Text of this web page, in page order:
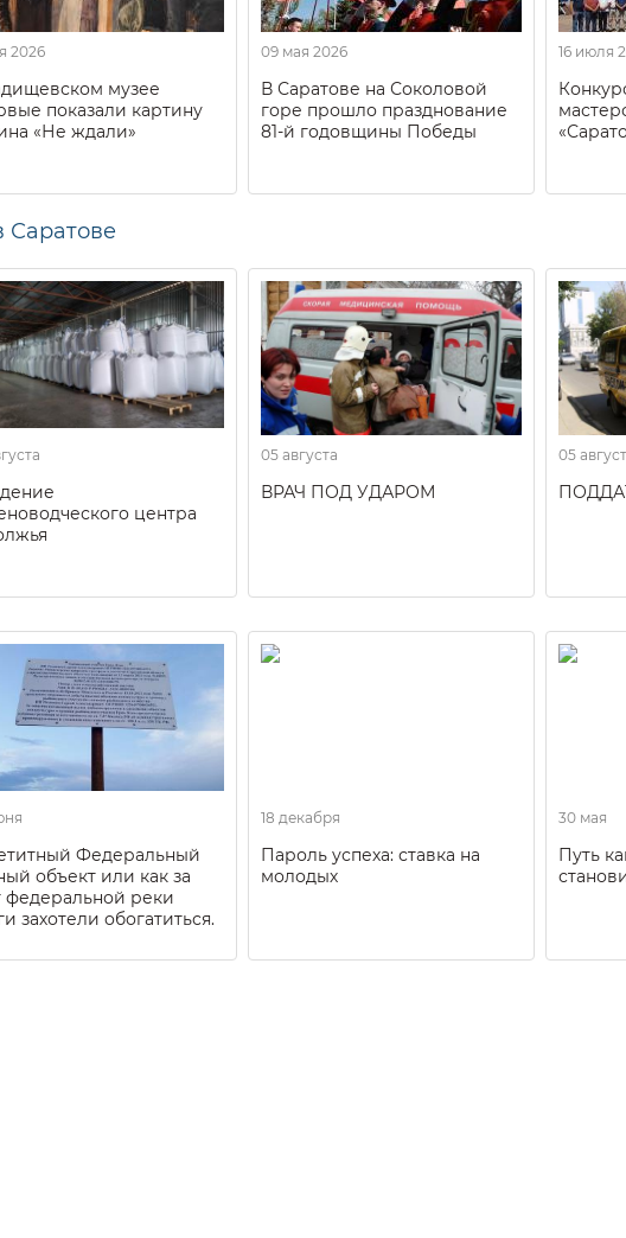
2026
музее
показали картину
«Не ждали»
09 мая 2026
В Саратове на Соколовой
горе прошло празднование
81-й годовщины Победы
16 июля
Саратове
центра
05 августа
ВРАЧ ПОД УДАРОМ
05
Федеральный
объект или как за
федеральной реки
захотели обогатиться.
18 декабря
Пароль успеха: ставка на
молодых
30 мая
Путь